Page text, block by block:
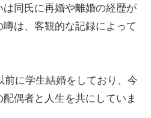
同氏に再婚や離婚の経歴が
は、客観的な記録によって
前に学生結婚をしており、今
偶者と人生を共にしていま